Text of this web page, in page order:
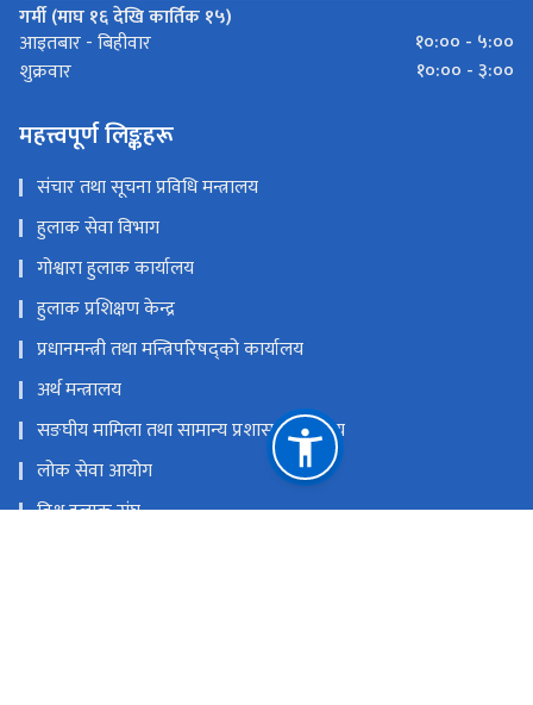
गर्मी (माघ १६ देखि कार्तिक १५)
आइतबार - बिहीवार
१०:०० - ५:००
शुक्रवार
१०:०० - ३:००
महत्त्वपूर्ण लिङ्कहरू
संचार तथा सूचना प्रविधि मन्त्रालय
हुलाक सेवा विभाग
गोश्वारा हुलाक कार्यालय
हुलाक प्रशिक्षण केन्द्र
प्रधानमन्त्री तथा मन्त्रिपरिषद्को कार्यालय
अर्थ मन्त्रालय
सङघीय मामिला तथा सामान्य प्रशासन मन्त्रालय
लोक सेवा आयोग
विश्व हुलाक संघ